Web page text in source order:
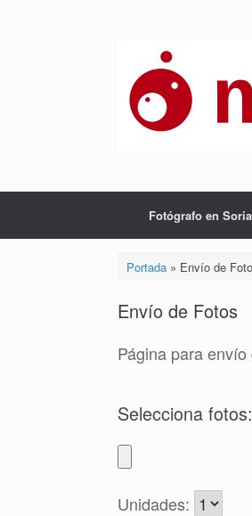
Fotógrafo en Soria
Portada» Envío de
Envío de Fotos
Página para
Selecciona fotos:
Unidades: